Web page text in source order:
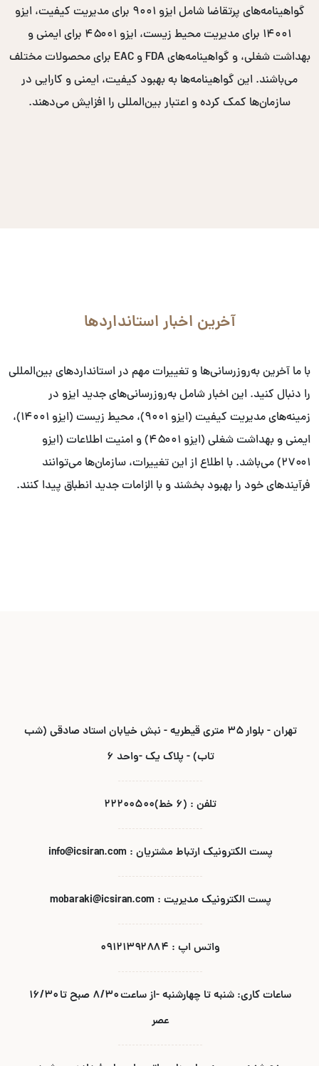
گواهینامه‌های پرتقاضا شامل ایزو ۹۰۰۱ برای مدیریت کیفیت، ایزو
۱۴۰۰۱ برای مدیریت محیط زیست، ایزو ۴۵۰۰۱ برای ایمنی و
بهداشت شغلی، و گواهینامه‌های FDA و EAC برای محصولات مختلف
می‌باشند. این گواهینامه‌ها به بهبود کیفیت، ایمنی و کارایی در
سازمان‌ها کمک کرده و اعتبار بین‌المللی را افزایش می‌دهند.
آخرین اخبار استانداردها
با ما آخرین به‌روزرسانی‌ها و تغییرات مهم در استانداردهای بین‌المللی
را دنبال کنید. این اخبار شامل به‌روزرسانی‌های جدید ایزو در
زمینه‌های مدیریت کیفیت (ایزو ۹۰۰۱)، محیط زیست (ایزو ۱۴۰۰۱)،
ایمنی و بهداشت شغلی (ایزو ۴۵۰۰۱) و امنیت اطلاعات (ایزو
۲۷۰۰۱) می‌باشد. با اطلاع از این تغییرات، سازمان‌ها می‌توانند
فرآیندهای خود را بهبود بخشند و با الزامات جدید انطباق پیدا کنند.
تهران - بلوار ۳۵ متری قیطریه - نبش خیابان استاد صادقی (شب
تاب) - پلاک یک -واحد ۶
تلفن : (۶ خط)۲۲۲۰۰۵۰۰
پست الکترونیک ارتباط مشتریان : info@icsiran.com
پست الکترونیک مدیریت : mobaraki@icsiran.com
واتس اپ : ۰۹۱۲۱۳۹۲۸۸۴
ساعات کاری: شنبه تا چهارشنبه -از ساعت ۸/۳۰ صبح تا ۱۶/۳۰
عصر